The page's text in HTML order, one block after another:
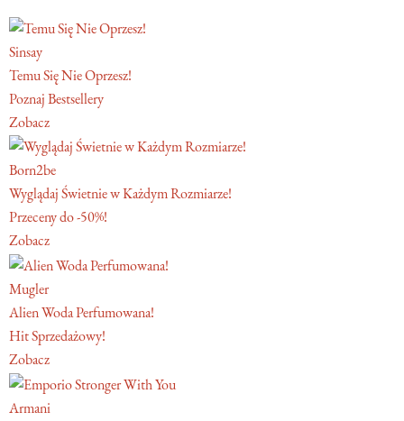
Sinsay
Temu Się Nie Oprzesz!
Poznaj Bestsellery
Zobacz
Born2be
Wyglądaj Świetnie w Każdym Rozmiarze!
Przeceny do -50%!
Zobacz
Mugler
Alien Woda Perfumowana!
Hit Sprzedażowy!
Zobacz
Armani